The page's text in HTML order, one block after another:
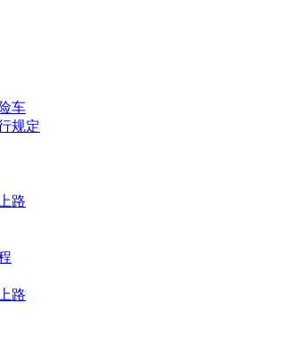
车
规定
路
路